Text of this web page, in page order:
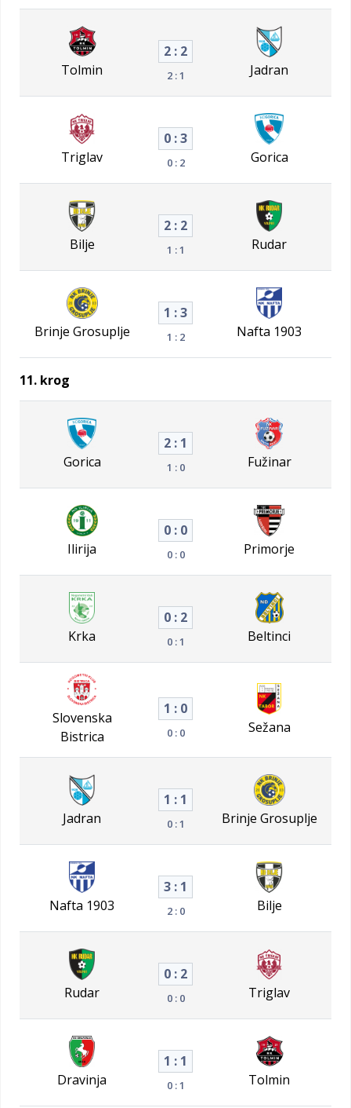
Tolmin
2 : 2
2 : 1 Jadran
Triglav
0 : 3
0 : 2 Gorica
Bilje
2 : 2
1 : 1 Rudar
Brinje Grosuplje
1 : 3
1 : 2 Nafta 1903
11. krog
Gorica
2 : 1
1 : 0 Fužinar
Ilirija
0 : 0
0 : 0 Primorje
Krka
0 : 2
0 : 1 Beltinci
Slovenska
Bistrica
1 : 0
0 : 0 Sežana
Jadran
1 : 1
0 : 1 Brinje Grosuplje
Nafta 1903
3 : 1
2 : 0 Bilje
Rudar
0 : 2
0 : 0 Triglav
Dravinja
1 : 1
0 : 1 Tolmin